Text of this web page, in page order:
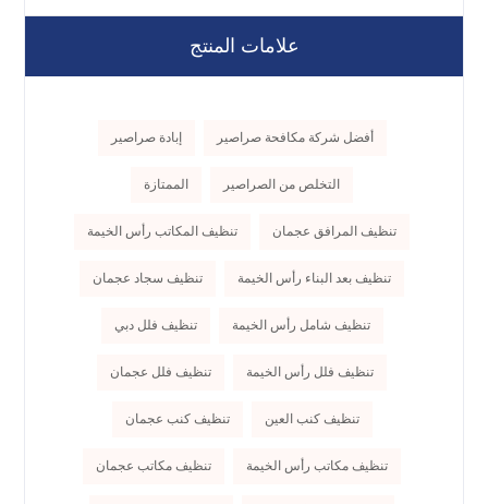
علامات المنتج
أفضل شركة مكافحة صراصير إبادة صراصير
التخلص من الصراصير الممتازة
تنظيف المرافق عجمان تنظيف المكاتب رأس الخيمة
تنظيف بعد البناء رأس الخيمة تنظيف سجاد عجمان
تنظيف شامل رأس الخيمة تنظيف فلل دبي
تنظيف فلل رأس الخيمة تنظيف فلل عجمان
تنظيف كنب العين تنظيف كنب عجمان
تنظيف مكاتب رأس الخيمة تنظيف مكاتب عجمان